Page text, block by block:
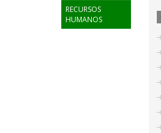
RECURSOS
HUMANOS